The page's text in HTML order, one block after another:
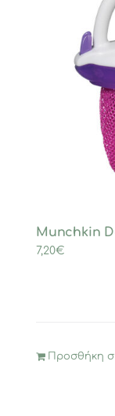
Munchkin
7,20€
Προσθήκη